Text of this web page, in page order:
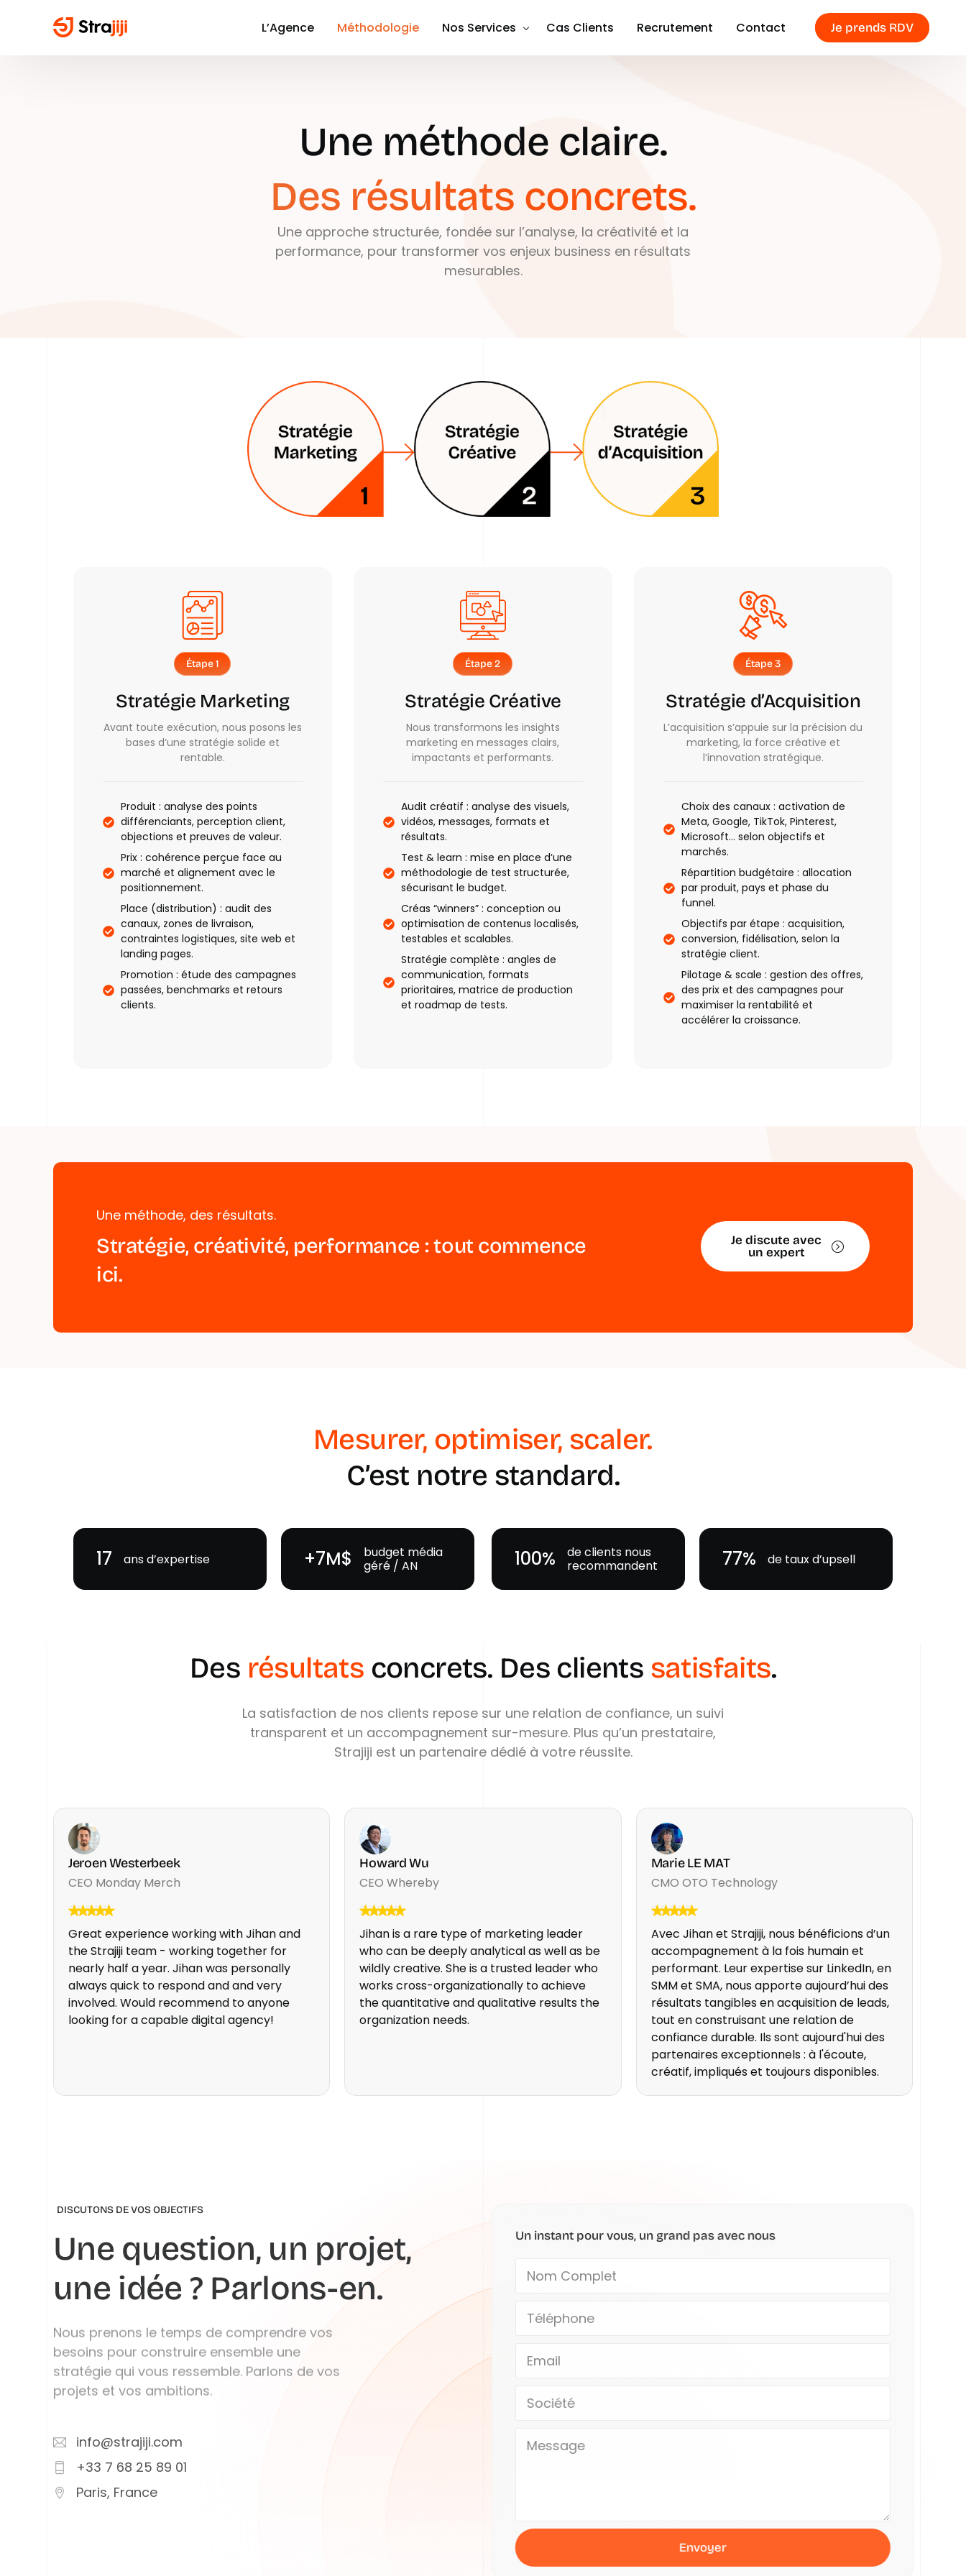
L’Agence Méthodologie Nos Services
Microsoft Ads
Social Media Ads
Meta Ads
Tiktok Ads
Social Media Management
Cas Clients Recrutement Contact Je prends RDV
Une méthode claire.
Des résultats concrets.
Une approche structurée, fondée sur l’analyse, la créativité et la
performance, pour transformer vos enjeux business en résultats
mesurables.
Étape 1
Stratégie Marketing
Avant toute exécution, nous posons les
bases d’une stratégie solide et
rentable.
Produit : analyse des points
différenciants, perception client,
objections et preuves de valeur.
Prix : cohérence perçue face au
marché et alignement avec le
positionnement.
Place (distribution) : audit des
canaux, zones de livraison,
contraintes logistiques, site web et
landing pages.
Promotion : étude des campagnes
passées, benchmarks et retours
clients.
Étape 2
Stratégie Créative
Nous transformons les insights
marketing en messages clairs,
impactants et performants.
Audit créatif : analyse des visuels,
vidéos, messages, formats et
résultats.
Test & learn : mise en place d’une
méthodologie de test structurée,
sécurisant le budget.
Créas “winners” : conception ou
optimisation de contenus localisés,
testables et scalables.
Stratégie complète : angles de
communication, formats
prioritaires, matrice de production
et roadmap de tests.
Étape 3
Stratégie d’Acquisition
L’acquisition s’appuie sur la précision du
marketing, la force créative et
l’innovation stratégique.
Choix des canaux : activation de
Meta, Google, TikTok, Pinterest,
Microsoft… selon objectifs et
marchés.
Répartition budgétaire : allocation
par produit, pays et phase du
funnel.
Objectifs par étape : acquisition,
conversion, fidélisation, selon la
stratégie client.
Pilotage & scale : gestion des offres,
des prix et des campagnes pour
maximiser la rentabilité et
accélérer la croissance.
Une méthode, des résultats.
Stratégie, créativité, performance :tout commence
ici.
Je discute avec
un expert
Mesurer, optimiser, scaler.
C’est notre standard.
17 ans d’expertise +7M$
budget média
géré / AN
100%
de clients nous
recommandent
78% de taux d’upsell
Des résultats concrets. Des clients satisfaits.
La satisfaction de nos clients repose sur une relation de confiance, un suivi
transparent et un accompagnement sur-mesure. Plus qu’un prestataire,
Strajiji est un partenaire dédié à votre réussite.
Jeroen Westerbeek
CEO Monday Merch
Great experience working with Jihan and
the Strajiji team - working together for
nearly half a year. Jihan was personally
always quick to respond and and very
involved. Would recommend to anyone
looking for a capable digital agency!
Howard Wu
CEO Whereby
Jihan is a rare type of marketing leader
who can be deeply analytical as well as be
wildly creative. She is a trusted leader who
works cross-organizationally to achieve
the quantitative and qualitative results the
organization needs.
Marie LE MAT
CMO OTO Technology
Avec Jihan et Strajiji, nous bénéficions d’un
accompagnement à la fois humain et
performant. Leur expertise sur LinkedIn, en
SMM et SMA, nous apporte aujourd’hui des
résultats tangibles en acquisition de leads,
tout en construisant une relation de
confiance durable. Ils sont aujourd'hui des
partenaires exceptionnels : à l'écoute,
créatif, impliqués et toujours disponibles.
DISCUTONS DE VOS OBJECTIFS
Une question, un projet,
une idée ? Parlons-en.
Nous prenons le temps de comprendre vos
besoins pour construire ensemble une
stratégie qui vous ressemble. Parlons de vos
projets et vos ambitions.
+33 7 68 25 89 01
Un instant pour vous, un grand pas avec nous
Envoyer